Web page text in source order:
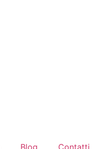
Blog Contatti